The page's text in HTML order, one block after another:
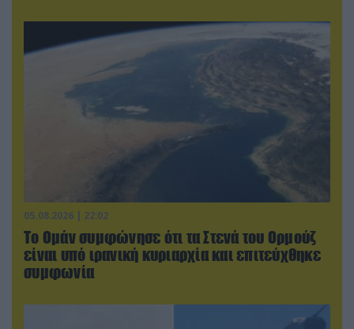
05.08.2026 | 22:02
Το Ομάν συμφώνησε ότι τα Στενά του Ορμούζ
είναι υπό ιρανική κυριαρχία και επιτεύχθηκε
συμφωνία